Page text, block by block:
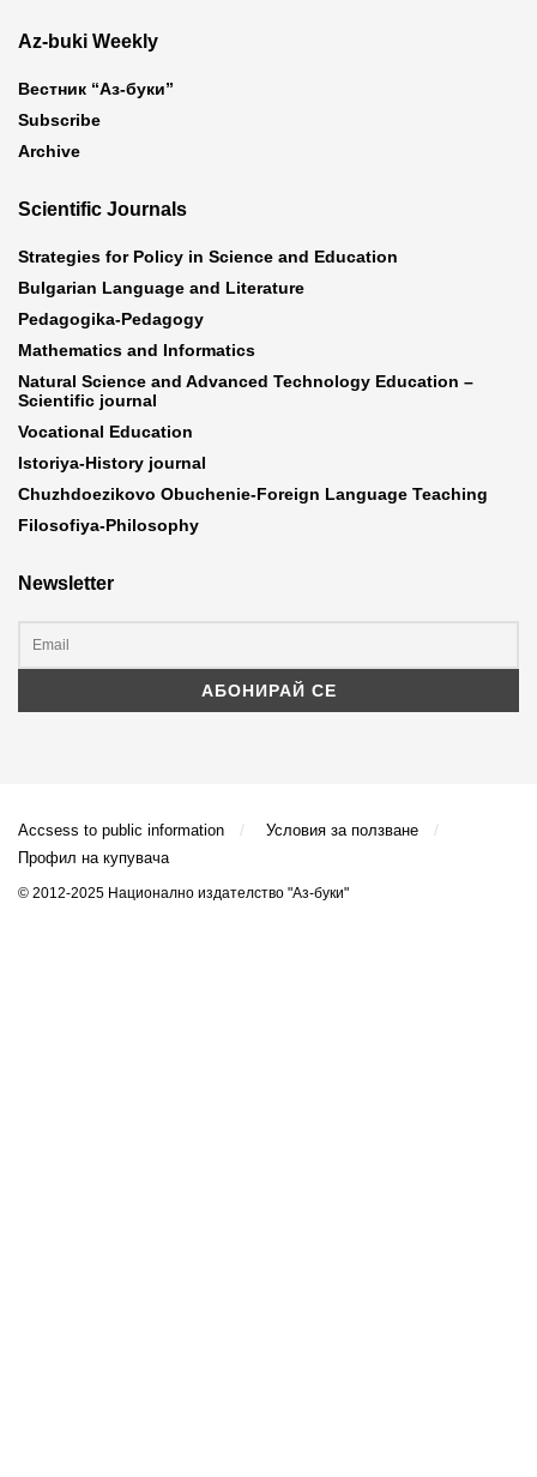
Az-buki Weekly
Вестник “Аз-буки”
Subscribe
Archive
Scientific Journals
Strategies for Policy in Science and Education
Bulgarian Language and Literature
Pedagogika-Pedagogy
Mathematics and Informatics
Natural Science and Advanced Technology Education –
Scientific journal
Vocational Education
Istoriya-History journal
Chuzhdoezikovo Obuchenie-Foreign Language Teaching
Filosofiya-Philosophy
Newsletter
Accsess to public information
Условия за ползване
Профил на купувача
© 2012-2025 Национално издателство "Аз-буки"